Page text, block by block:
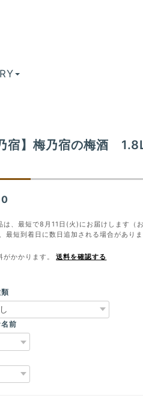
乃宿】梅乃宿の梅酒
は、最短で8月11日(火)にお届けします（
最短到着日に数日追加される場合がありま
かかります。 送料を確認する
前